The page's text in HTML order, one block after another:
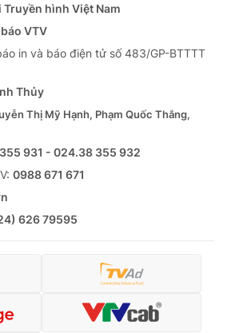
Truyền hình Việt Nam
VTV
in và báo điện tử số 483/GP-BTTTT
Thủy
Thị Mỹ Hạnh, Phạm Quốc Thắng,
931 - 024.38 355 932
0988 671 671
626 79595